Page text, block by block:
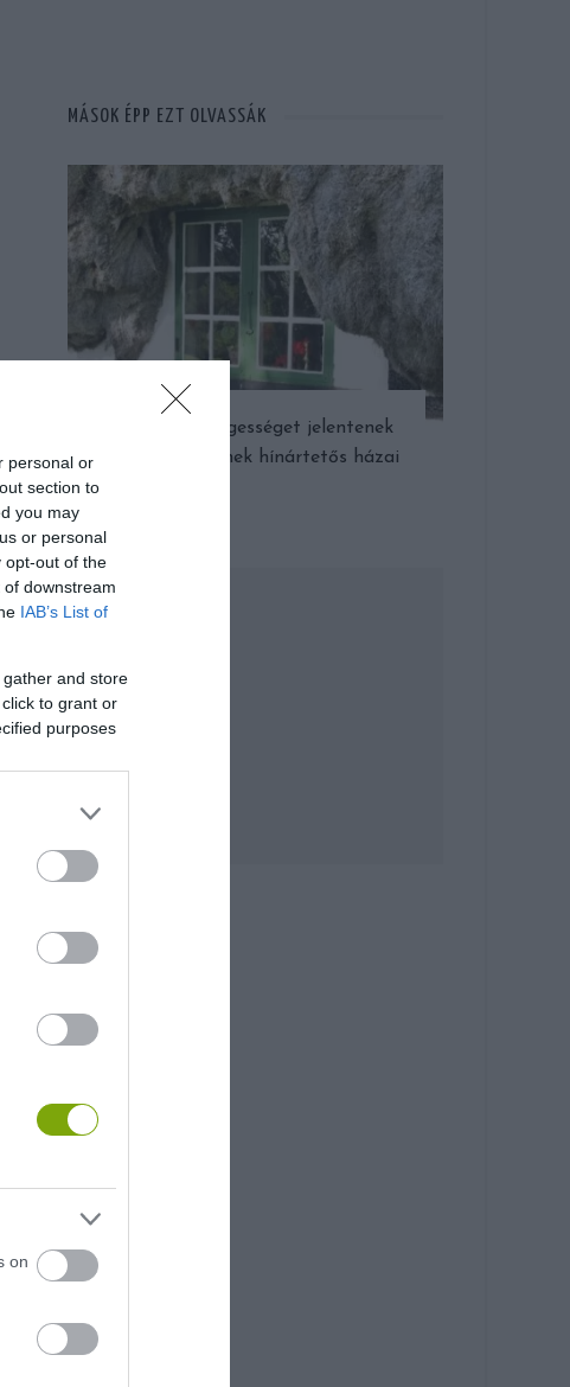
personal or
section to
you may
or personal
opt-out of the
downstream
IAB’s List of
and store
to grant or
purposes
on
MÁSOK ÉPP EZT OLVASSÁK
Igazi különlegességet jelentenek
Læsø-szigetének hínártetős házai